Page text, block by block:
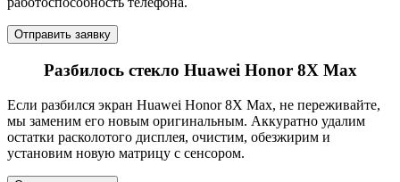
Отправить заявку
Разбилось стекло Huawei Honor 8X Max
Если разбился экран Huawei Honor 8X Max, не переживайте,
мы заменим его новым оригинальным. Аккуратно удалим
остатки расколотого дисплея, очистим, обезжирим и
установим новую матрицу с сенсором.